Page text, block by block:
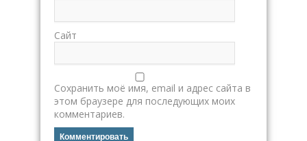
Сайт
Сохранить моё имя, email и адрес сайта в
этом браузере для последующих моих
комментариев.